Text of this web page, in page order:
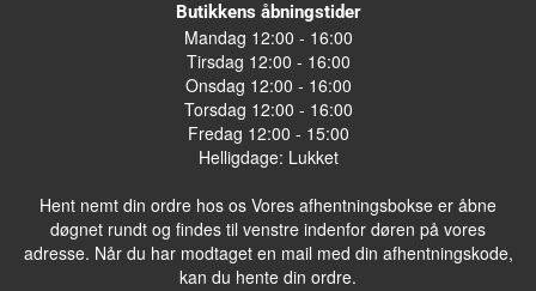
Butikkens åbningstider
Mandag 12:00 - 16:00
Tirsdag 12:00 - 16:00
Onsdag 12:00 - 16:00
Torsdag 12:00 - 16:00
Fredag 12:00 - 15:00
Helligdage: Lukket
Hent nemt din ordre hos os Vores afhentningsbokse er åbne
døgnet rundt og findes til venstre indenfor døren på vores
adresse. Når du har modtaget en mail med din afhentningskode,
kan du hente din ordre.